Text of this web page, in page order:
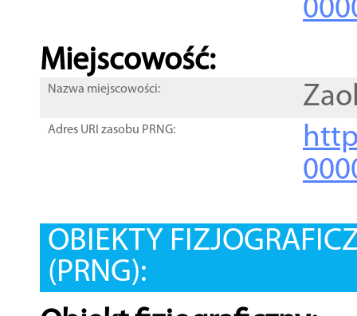
Miejscowość:
Nazwa miejscowości:
Adres URI zasobu PRNG:
OBIEKTY
(PRNG):